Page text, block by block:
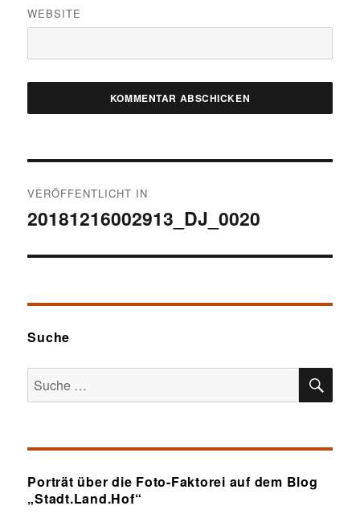
WEBSITE
VERÖFFENTLICHT IN
20181216002913_DJ_0020
Suche
Suche
nach:
Porträt über die Foto-Faktorei auf dem Blog
„Stadt.Land.Hof“